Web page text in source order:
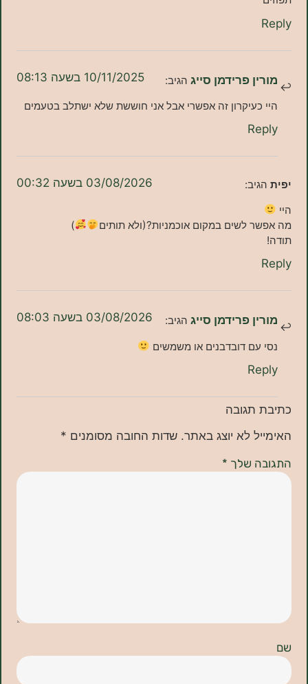
פרידמן סייג הגיב: 10/11/2025 בשעה 08:13
כעיקרון זה אפשרי אבל אני חוששת שלא ישתלב בטעמים
03/08/2026 בשעה 00:32
לשים במקום אוכמניות?(ולא תותים )
פרידמן סייג הגיב: 03/08/2026 בשעה 08:03
עם דובדבנים או משמשים
תגובה
לא יוצג באתר. שדות החובה מסומנים *
שלך*